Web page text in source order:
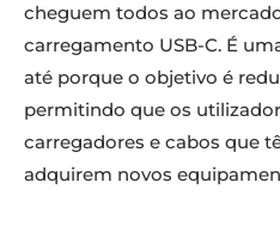
cheguem todos ao
carregamento USB-C. É
até porque o objetivo é
permitindo que os
carregadores e cabos que
adquirem novos